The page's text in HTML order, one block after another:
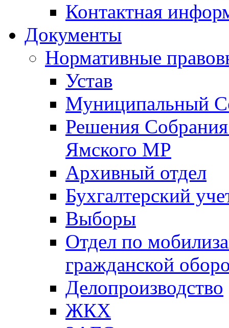
Контактная
Документы
Нормативные
Устав
Муниципальный
Решения
Ямского МР
Архивный отдел
Бухгалтерский
Выборы
Отдел по
гражданской
Делопроизводство
ЖКХ